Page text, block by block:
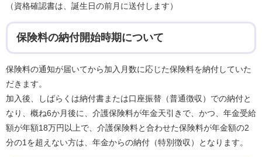
（資格確認書は、誕生日の前月に送付します）
保険料の納付開始時期について
保険料の通知が届いてから加入月数に応じた保険料を納付していた
だきます。
加入後、しばらくは納付書または口座振替（普通徴収）での納付と
なり、概ね6か月後に、介護保険料が年金天引きで、かつ、年金受給
額が年額18万円以上で、介護保険料と合わせた保険料が年金額の2
分の1を超えない方は、年金からの納付（特別徴収）となります。